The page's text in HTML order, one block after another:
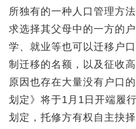
所独有的一种人口管理方
求选择其父母中的一方的
学、就业等也可以迁移户
制迁移的名额，以及征收
原因也存在大量没有户口
划定》将于1月1日开端履
划定，托修方有权自主抉